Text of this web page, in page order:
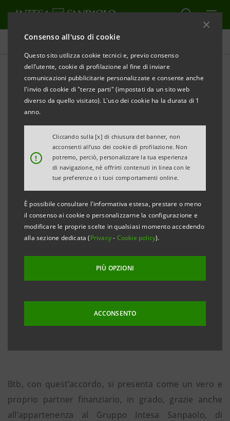
Consenso all'uso di cookie
Questo sito utilizza cookie tecnici e, previo consenso
dell’utente, cookie di profilazione al fine di inviare
comunicazioni pubblicitarie personalizzate e consente anche
l'invio di cookie di "terze parti" (impostati da un sito web
diverso da quello visitato). L'uso dei cookie ha la durata di 1
anno.
!
Cliccando sulla [x] di chiusura del banner, non
acconsenti all’uso dei cookie di profilazione. Non
potremo, perciò, personalizzare la tua esperienza
di navigazione, né offrirti contenuti in linea con le
tue preferenze o i tuoi comportamenti online.
È possibile consultare l'informativa estesa, prestare o meno
il consenso ai cookie o personalizzarne la configurazione e
modificare le proprie scelte in qualsiasi momento accedendo
alla sezione dedicata (Privacy- Cookie policy).
PIÙ OPZIONI
ACCONSENTO
Comunicati stampa
STAMPA AGGIORNA
BANCA DI TRENTO E BOLZANO E GESTOR FIRMANO
UN ACCORDO COMMERCIALE A FAVORE DI 400
Trento 27 marzo 2013.Banca di Trento e Bolzano
(Btb) e Gestor hanno siglato oggi un importante
accordo commerciale per offrire ai soci della società
cooperativa un’ampia gamma di servizi bancari
innovativi a condizioni vantaggiose.
Grazie a quest’intesa i circa 400 imprenditori dei
Gestor potranno disporre di un’offerta bancaria
completa ed integrata di servizi personalizzati che
vanno dal conto corrente, al Pos Setefi in comodato
d’uso, ai finanziamenti dedicati a specifiche esigenze
di settore, come ad esempio “l’anticipo transato Pos”,
Btb, con quest’accordo, si presenta come un vero e
proprio partner finanziario, in grado, grazie anche
all’appartenenza al Gruppo Intesa Sanpaolo, di